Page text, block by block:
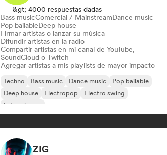
&gt; 4000 respuestas dadas
Bass musicComercial / MainstreamDance music
Pop bailableDeep house
Firmar artistas o lanzar su música
Difundir artistas en la radio
Compartir artistas en mi canal de YouTube,
SoundCloud o Twitch
Agregar artistas a mis playlists de mayor impacto
Techno Bass music Dance music
Pop bailable
Deep house
Electropop
Electro swing
Future house
ZIG